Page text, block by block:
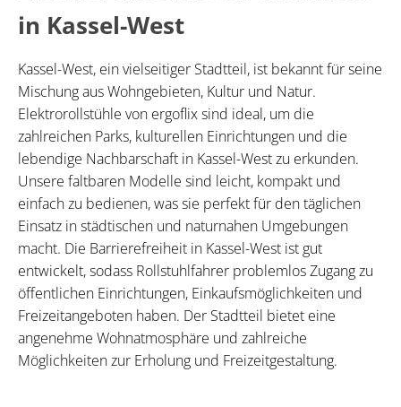
in Kassel-West
Kassel-West, ein vielseitiger Stadtteil, ist bekannt für seine
Mischung aus Wohngebieten, Kultur und Natur.
Elektrorollstühle von ergoflix sind ideal, um die
zahlreichen Parks, kulturellen Einrichtungen und die
lebendige Nachbarschaft in Kassel-West zu erkunden.
Unsere faltbaren Modelle sind leicht, kompakt und
einfach zu bedienen, was sie perfekt für den täglichen
Einsatz in städtischen und naturnahen Umgebungen
macht. Die Barrierefreiheit in Kassel-West ist gut
entwickelt, sodass Rollstuhlfahrer problemlos Zugang zu
öffentlichen Einrichtungen, Einkaufsmöglichkeiten und
Freizeitangeboten haben. Der Stadtteil bietet eine
angenehme Wohnatmosphäre und zahlreiche
Möglichkeiten zur Erholung und Freizeitgestaltung.